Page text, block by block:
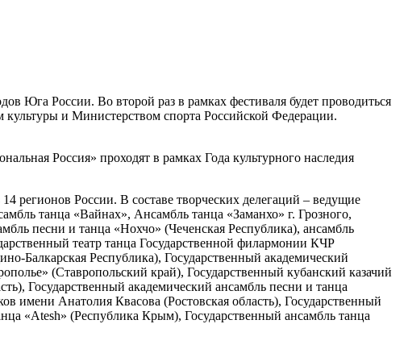
Юга России. Во второй раз в рамках фестиваля будет проводиться
и Министерством спорта Российской Федерации.
Россия» проходят в рамках Года культурного наследия
регионов России. В составе творческих делегаций – ведущие
танца «Вайнах», Ансамбль танца «Заманхо» г. Грозного,
песни и танца «Нохчо» (Чеченская Республика), ансамбль
театр танца Государственной филармонии КЧР
Балкарская Республика), Государственный академический
(Ставропольский край), Государственный кубанский казачий
Государственный академический ансамбль песни и танца
имени Анатолия Квасова (Ростовская область), Государственный
«Atesh» (Республика Крым), Государственный ансамбль танца